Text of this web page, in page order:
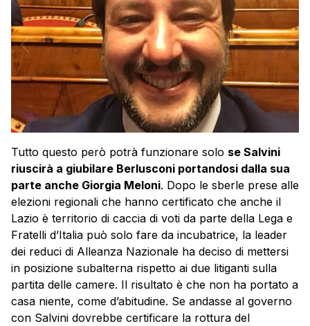
Tutto questo però potrà funzionare solo se Salvini
riuscirà a giubilare Berlusconi portandosi dalla sua
parte anche Giorgia Meloni. Dopo le sberle prese alle
elezioni regionali che hanno certificato che anche il
Lazio è territorio di caccia di voti da parte della Lega e
Fratelli d’Italia può solo fare da incubatrice, la leader
dei reduci di Alleanza Nazionale ha deciso di mettersi
in posizione subalterna rispetto ai due litiganti sulla
partita delle camere. Il risultato è che non ha portato a
casa niente, come d’abitudine. Se andasse al governo
con Salvini dovrebbe certificare la rottura del